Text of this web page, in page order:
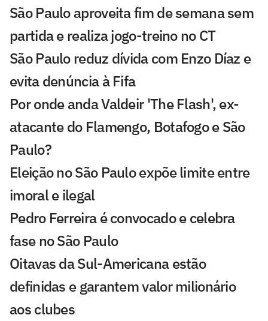
São Paulo aproveita fim de semana sem
partida e realiza jogo-treino no CT
São Paulo reduz dívida com Enzo Díaz e
evita denúncia à Fifa
Por onde anda Valdeir 'The Flash', ex-
atacante do Flamengo, Botafogo e São
Paulo?
Eleição no São Paulo expõe limite entre
imoral e ilegal
Pedro Ferreira é convocado e celebra
fase no São Paulo
Oitavas da Sul-Americana estão
definidas e garantem valor milionário
aos clubes